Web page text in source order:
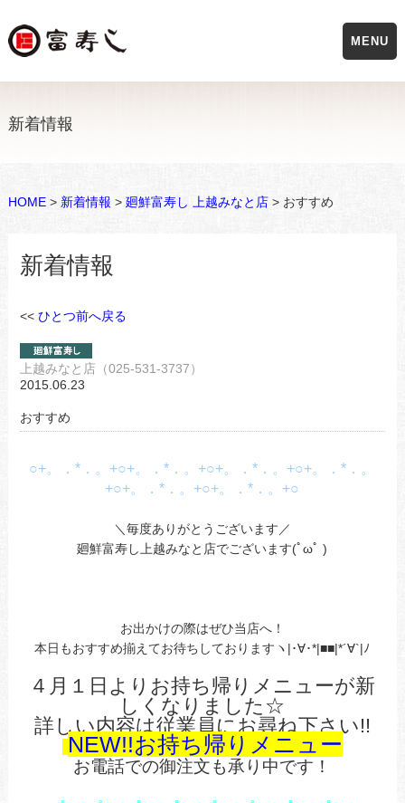
新着情報
HOME> 新着情報 > 廻鮮富寿し 上越みなと店> おすすめ
新着情報
<< ひとつ前へ戻る
上越みなと店（025-531-3737）
2015.06.23
おすすめ
○+。．*．。+○+。．*．。+○+。．*．。+○+。．*．。
+○+。．*．。+○+。．*．。+○
＼毎度ありがとうございます／
廻鮮富寿し上越みなと店でございます(ﾟωﾟ )
お出かけの際はぜひ当店へ！
本日もおすすめ揃えてお待ちしておりますヽ|･∀･*|■■|*´∀`|ﾉ
４月１日よりお持ち帰りメニューが新
しくなりました☆
詳しい内容は従業員にお尋ね下さい!!
NEW!!お持ち帰りメニュー
お電話での御注文も承り中です！
MENU